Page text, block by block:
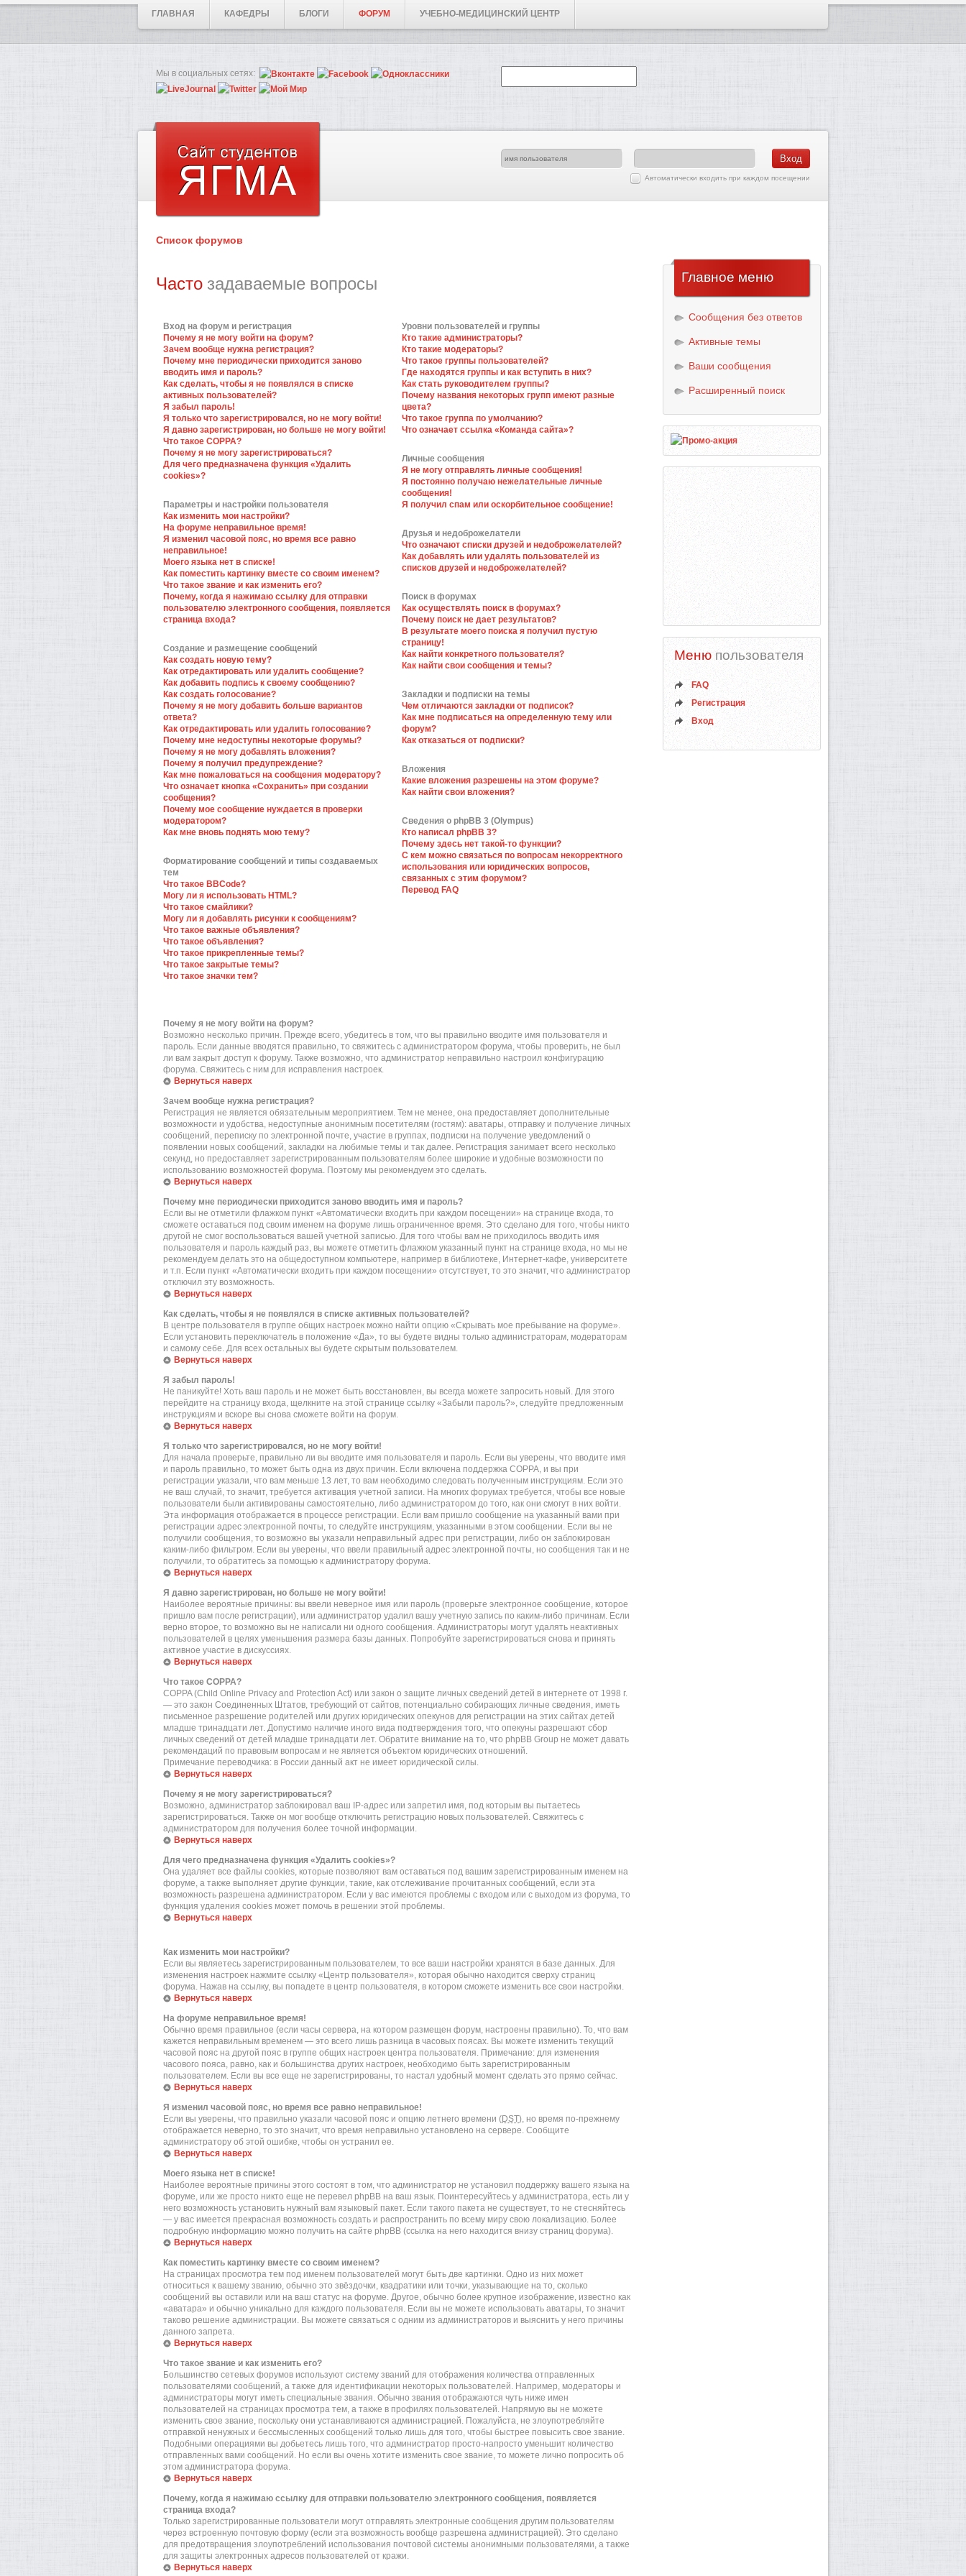
ГЛАВНАЯ КАФЕДРЫ БЛОГИ ФОРУМ УЧЕБНО-МЕДИЦИНСКИЙ ЦЕНТР
Мы в социальных сетях:
Автоматически входить при каждом посещении
Список форумов
Часто задаваемые вопросы
Вход на форум и регистрация
Почему я не могу войти на форум?
Зачем вообще нужна регистрация?
Почему мне периодически приходится заново
вводить имя и пароль?
Как сделать, чтобы я не появлялся в списке
активных пользователей?
Я забыл пароль!
Я только что зарегистрировался, но не могу войти!
Я давно зарегистрирован, но больше не могу войти!
Что такое COPPA?
Почему я не могу зарегистрироваться?
Для чего предназначена функция «Удалить
cookies»?
Параметры и настройки пользователя
Как изменить мои настройки?
На форуме неправильное время!
Я изменил часовой пояс, но время все равно
неправильное!
Моего языка нет в списке!
Как поместить картинку вместе со своим именем?
Что такое звание и как изменить его?
Почему, когда я нажимаю ссылку для отправки
пользователю электронного сообщения, появляется
страница входа?
Создание и размещение сообщений
Как создать новую тему?
Как отредактировать или удалить сообщение?
Как добавить подпись к своему сообщению?
Как создать голосование?
Почему я не могу добавить больше вариантов
ответа?
Как отредактировать или удалить голосование?
Почему мне недоступны некоторые форумы?
Почему я не могу добавлять вложения?
Почему я получил предупреждение?
Как мне пожаловаться на сообщения модератору?
Что означает кнопка «Сохранить» при создании
сообщения?
Почему мое сообщение нуждается в проверки
модератором?
Как мне вновь поднять мою тему?
Форматирование сообщений и типы создаваемых
тем
Что такое BBCode?
Могу ли я использовать HTML?
Что такое смайлики?
Могу ли я добавлять рисунки к сообщениям?
Что такое важные объявления?
Что такое объявления?
Что такое прикрепленные темы?
Что такое закрытые темы?
Что такое значки тем?
Уровни пользователей и группы
Кто такие администраторы?
Кто такие модераторы?
Что такое группы пользователей?
Где находятся группы и как вступить в них?
Как стать руководителем группы?
Почему названия некоторых групп имеют разные
цвета?
Что такое группа по умолчанию?
Что означает ссылка «Команда сайта»?
Личные сообщения
Я не могу отправлять личные сообщения!
Я постоянно получаю нежелательные личные
сообщения!
Я получил спам или оскорбительное сообщение!
Друзья и недоброжелатели
Что означают списки друзей и недоброжелателей?
Как добавлять или удалять пользователей из
списков друзей и недоброжелателей?
Поиск в форумах
Как осуществлять поиск в форумах?
Почему поиск не дает результатов?
В результате моего поиска я получил пустую
страницу!
Как найти конкретного пользователя?
Как найти свои сообщения и темы?
Закладки и подписки на темы
Чем отличаются закладки от подписок?
Как мне подписаться на определенную тему или
форум?
Как отказаться от подписки?
Вложения
Какие вложения разрешены на этом форуме?
Как найти свои вложения?
Сведения о phpBB 3 (Olympus)
Кто написал phpBB 3?
Почему здесь нет такой-то функции?
С кем можно связаться по вопросам некорректного
использования или юридических вопросов,
связанных с этим форумом?
Перевод FAQ
Почему я не могу войти на форум?
Возможно несколько причин. Прежде всего, убедитесь в том, что вы правильно вводите имя пользователя и
пароль. Если данные вводятся правильно, то свяжитесь с администратором форума, чтобы проверить, не был
ли вам закрыт доступ к форуму. Также возможно, что администратор неправильно настроил конфигурацию
форума. Свяжитесь с ним для исправления настроек.
Вернуться наверх
Зачем вообще нужна регистрация?
Регистрация не является обязательным мероприятием. Тем не менее, она предоставляет дополнительные
возможности и удобства, недоступные анонимным посетителям (гостям): аватары, отправку и получение личных
сообщений, переписку по электронной почте, участие в группах, подписки на получение уведомлений о
появлении новых сообщений, закладки на любимые темы и так далее. Регистрация занимает всего несколько
секунд, но предоставляет зарегистрированным пользователям более широкие и удобные возможности по
использованию возможностей форума. Поэтому мы рекомендуем это сделать.
Вернуться наверх
Почему мне периодически приходится заново вводить имя и пароль?
Если вы не отметили флажком пункт «Автоматически входить при каждом посещении» на странице входа, то
сможете оставаться под своим именем на форуме лишь ограниченное время. Это сделано для того, чтобы никто
другой не смог воспользоваться вашей учетной записью. Для того чтобы вам не приходилось вводить имя
пользователя и пароль каждый раз, вы можете отметить флажком указанный пункт на странице входа, но мы не
рекомендуем делать это на общедоступном компьютере, например в библиотеке, Интернет-кафе, университете
и т.п. Если пункт «Автоматически входить при каждом посещении» отсутствует, то это значит, что администратор
отключил эту возможность.
Вернуться наверх
Как сделать, чтобы я не появлялся в списке активных пользователей?
В центре пользователя в группе общих настроек можно найти опцию «Скрывать мое пребывание на форуме».
Если установить переключатель в положение «Да», то вы будете видны только администраторам, модераторам
и самому себе. Для всех остальных вы будете скрытым пользователем.
Вернуться наверх
Я забыл пароль!
Не паникуйте! Хоть ваш пароль и не может быть восстановлен, вы всегда можете запросить новый. Для этого
перейдите на страницу входа, щелкните на этой странице ссылку «Забыли пароль?», следуйте предложенным
инструкциям и вскоре вы снова сможете войти на форум.
Вернуться наверх
Я только что зарегистрировался, но не могу войти!
Для начала проверьте, правильно ли вы вводите имя пользователя и пароль. Если вы уверены, что вводите имя
и пароль правильно, то может быть одна из двух причин. Если включена поддержка COPPA, и вы при
регистрации указали, что вам меньше 13 лет, то вам необходимо следовать полученным инструкциям. Если это
не ваш случай, то значит, требуется активация учетной записи. На многих форумах требуется, чтобы все новые
пользователи были активированы самостоятельно, либо администратором до того, как они смогут в них войти.
Эта информация отображается в процессе регистрации. Если вам пришло сообщение на указанный вами при
регистрации адрес электронной почты, то следуйте инструкциям, указанными в этом сообщении. Если вы не
получили сообщения, то возможно вы указали неправильный адрес при регистрации, либо он заблокирован
каким-либо фильтром. Если вы уверены, что ввели правильный адрес электронной почты, но сообщения так и не
получили, то обратитесь за помощью к администратору форума.
Вернуться наверх
Я давно зарегистрирован, но больше не могу войти!
Наиболее вероятные причины: вы ввели неверное имя или пароль (проверьте электронное сообщение, которое
пришло вам после регистрации), или администратор удалил вашу учетную запись по каким-либо причинам. Если
верно второе, то возможно вы не написали ни одного сообщения. Администраторы могут удалять неактивных
пользователей в целях уменьшения размера базы данных. Попробуйте зарегистрироваться снова и принять
активное участие в дискуссиях.
Вернуться наверх
Что такое COPPA?
COPPA (Child Online Privacy and Protection Act) или закон о защите личных сведений детей в интернете от 1998 г.
— это закон Соединенных Штатов, требующий от сайтов, потенциально собирающих личные сведения, иметь
письменное разрешение родителей или других юридических опекунов для регистрации на этих сайтах детей
младше тринадцати лет. Допустимо наличие иного вида подтверждения того, что опекуны разрешают сбор
личных сведений от детей младше тринадцати лет. Обратите внимание на то, что phpBB Group не может давать
рекомендаций по правовым вопросам и не является объектом юридических отношений.
Примечание переводчика: в России данный акт не имеет юридической силы.
Вернуться наверх
Почему я не могу зарегистрироваться?
Возможно, администратор заблокировал ваш IP-адрес или запретил имя, под которым вы пытаетесь
зарегистрироваться. Также он мог вообще отключить регистрацию новых пользователей. Свяжитесь с
администратором для получения более точной информации.
Вернуться наверх
Для чего предназначена функция «Удалить cookies»?
Она удаляет все файлы cookies, которые позволяют вам оставаться под вашим зарегистрированным именем на
форуме, а также выполняет другие функции, такие, как отслеживание прочитанных сообщений, если эта
возможность разрешена администратором. Если у вас имеются проблемы с входом или с выходом из форума, то
функция удаления cookies может помочь в решении этой проблемы.
Вернуться наверх
Как изменить мои настройки?
Если вы являетесь зарегистрированным пользователем, то все ваши настройки хранятся в базе данных. Для
изменения настроек нажмите ссылку «Центр пользователя», которая обычно находится сверху страниц
форума. Нажав на ссылку, вы попадете в центр пользователя, в котором сможете изменить все свои настройки.
Вернуться наверх
На форуме неправильное время!
Обычно время правильное (если часы сервера, на котором размещен форум, настроены правильно). То, что вам
кажется неправильным временем — это всего лишь разница в часовых поясах. Вы можете изменить текущий
часовой пояс на другой пояс в группе общих настроек центра пользователя. Примечание: для изменения
часового пояса, равно, как и большинства других настроек, необходимо быть зарегистрированным
пользователем. Если вы все еще не зарегистрированы, то настал удобный момент сделать это прямо сейчас.
Вернуться наверх
Я изменил часовой пояс, но время все равно неправильное!
Если вы уверены, что правильно указали часовой пояс и опцию летнего времени (DST), но время по-прежнему
отображается неверно, то это значит, что время неправильно установлено на сервере. Сообщите
администратору об этой ошибке, чтобы он устранил ее.
Вернуться наверх
Моего языка нет в списке!
Наиболее вероятные причины этого состоят в том, что администратор не установил поддержку вашего языка на
форуме, или же просто никто еще не перевел phpBB на ваш язык. Поинтересуйтесь у администратора, есть ли у
него возможность установить нужный вам языковый пакет. Если такого пакета не существует, то не стесняйтесь
— у вас имеется прекрасная возможность создать и распространить по всему миру свою локализацию. Более
подробную информацию можно получить на сайте phpBB (ссылка на него находится внизу страниц форума).
Вернуться наверх
Как поместить картинку вместе со своим именем?
На страницах просмотра тем под именем пользователей могут быть две картинки. Одно из них может
относиться к вашему званию, обычно это звёздочки, квадратики или точки, указывающие на то, сколько
сообщений вы оставили или на ваш статус на форуме. Другое, обычно более крупное изображение, известно как
«аватара» и обычно уникально для каждого пользователя. Если вы не можете использовать аватары, то значит
таково решение администрации. Вы можете связаться с одним из администраторов и выяснить у него причины
данного запрета.
Вернуться наверх
Что такое звание и как изменить его?
Большинство сетевых форумов используют систему званий для отображения количества отправленных
пользователями сообщений, а также для идентификации некоторых пользователей. Например, модераторы и
администраторы могут иметь специальные звания. Обычно звания отображаются чуть ниже имен
пользователей на страницах просмотра тем, а также в профилях пользователей. Напрямую вы не можете
изменить свое звание, поскольку они устанавливаются администрацией. Пожалуйста, не злоупотребляйте
отправкой ненужных и бессмысленных сообщений только лишь для того, чтобы быстрее повысить свое звание.
Подобными операциями вы добьетесь лишь того, что администратор просто-напросто уменьшит количество
отправленных вами сообщений. Но если вы очень хотите изменить свое звание, то можете лично попросить об
этом администратора форума.
Вернуться наверх
Почему, когда я нажимаю ссылку для отправки пользователю электронного сообщения, появляется
страница входа?
Только зарегистрированные пользователи могут отправлять электронные сообщения другим пользователям
через встроенную почтовую форму (если эта возможность вообще разрешена администрацией). Это сделано
для предотвращения злоупотреблений использования почтовой системы анонимными пользователями, а также
для защиты электронных адресов пользователей от кражи.
Вернуться наверх
Главное меню
Сообщения без ответов
Активные темы
Ваши сообщения
Расширенный поиск
Меню пользователя
FAQ
Регистрация
Вход